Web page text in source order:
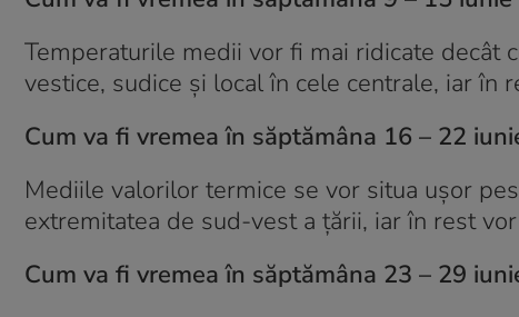
Temperaturile medii vor fi mai ridicate decât
vestice, sudice și local în cele centrale, iar în
Cum va fi vremea în săptămâna 16 – 22
Mediile valorilor termice se vor situa ușor
extremitatea de sud-vest a țării, iar în rest
Cum va fi vremea în săptămâna 23 – 29